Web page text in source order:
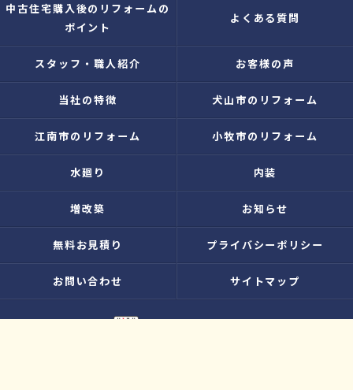
中古住宅購入後のリフォームの
ポイント
よくある質問
スタッフ・職人紹介 お客様の声
当社の特徴 犬山市のリフォーム
江南市のリフォーム 小牧市のリフォーム
水廻り 内装
増改築 お知らせ
無料お見積り プライバシーポリシー
お問い合わせ サイトマップ